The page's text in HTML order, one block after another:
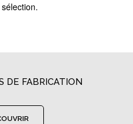
DE FABRICATION